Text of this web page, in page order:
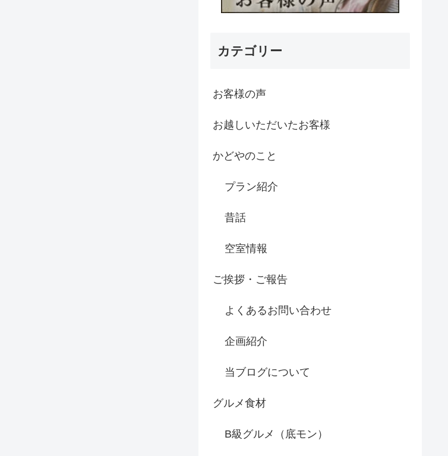
カテゴリー
お客様の声
お越しいただいたお客様
かどやのこと
プラン紹介
昔話
空室情報
ご挨拶・ご報告
よくあるお問い合わせ
企画紹介
当ブログについて
グルメ食材
B級グルメ（底モン）